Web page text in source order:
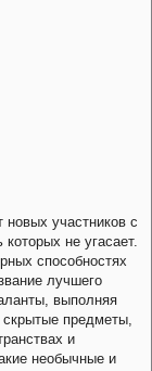
новых участников с
не угасает.
способностях
лучшего
выполняя
предметы,
и
необычные и